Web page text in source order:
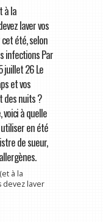
à la
laver vos
été, selon
infections Par
juillet 26 Le
et vos
des nuits ?
voici à quelle
en été
de sueur,
à la
devez laver